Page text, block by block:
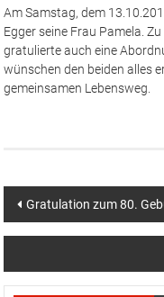
Am Samstag, dem
Egger seine Frau Pamela.
gratulierte auch eine
wünschen den beiden alles
gemeinsamen Lebensweg.
Gratulation zum 80.